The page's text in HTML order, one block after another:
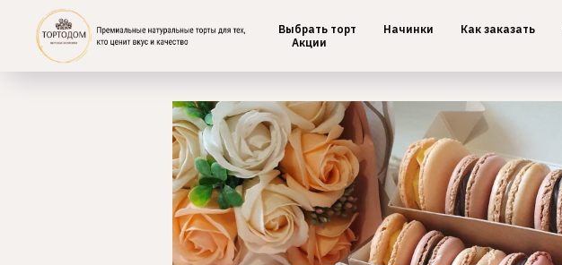
Выбрать торт Начинки Как заказать
Акции
Главная / Макаронс